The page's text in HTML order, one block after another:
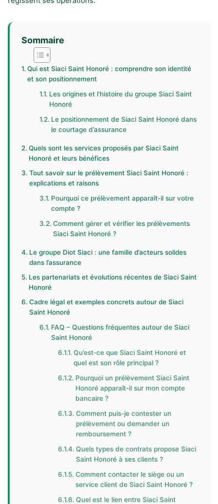
Sommaire
Qui est Siaci Saint Honoré : comprendre son identité
et son positionnement
Les origines et l’histoire du groupe Siaci Saint
Honoré
Le positionnement de Siaci Saint Honoré dans
le courtage d’assurance
Quels sont les services proposés par Siaci Saint
Honoré et leurs bénéfices
Tout savoir sur le prélèvement Siaci Saint Honoré :
explications et raisons
Pourquoi ce prélèvement apparaît-il sur votre
compte ?
Comment gérer et vérifier les prélèvements
Siaci Saint Honoré ?
Le groupe Diot Siaci : une famille d’acteurs solides
dans l’assurance
Les partenariats et évolutions récentes de Siaci Saint
Honoré
Cadre légal et exemples concrets autour de Siaci
Saint Honoré
FAQ – Questions fréquentes autour de Siaci
Saint Honoré
Qu’est-ce que Siaci Saint Honoré et
quel est son rôle principal ?
Pourquoi un prélèvement Siaci Saint
Honoré apparaît-il sur mon compte
bancaire ?
Comment puis-je contester un
prélèvement ou demander un
remboursement ?
Quels types de contrats propose Siaci
Saint Honoré à ses clients ?
Comment contacter le siège ou un
service client de Siaci Saint Honoré ?
Quel est le lien entre Siaci Saint